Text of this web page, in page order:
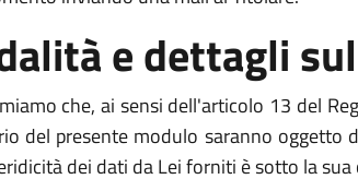
e dettagli
che, ai sensi dell'articolo 13 del
del presente modulo saranno oggetto
dei dati da Lei forniti è sotto la